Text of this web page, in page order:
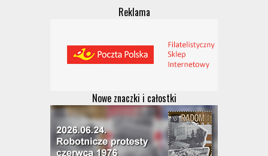
Reklama
Nowe znaczki i całostki